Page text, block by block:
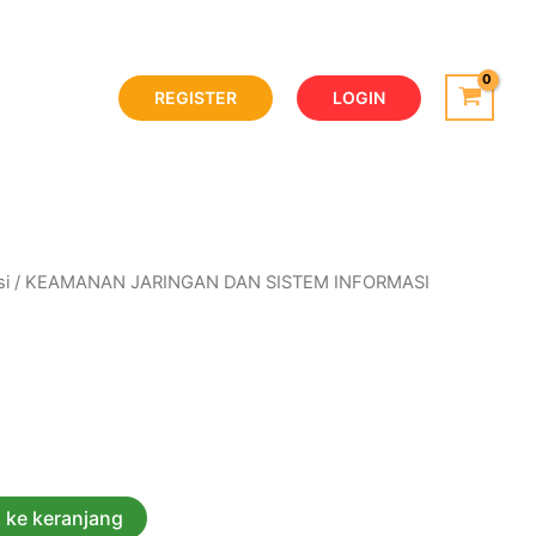
REGISTER LOGIN
/ KEAMANAN JARINGAN DAN SISTEM INFORMASI
ke keranjang